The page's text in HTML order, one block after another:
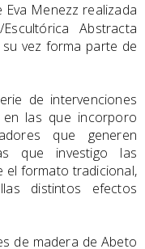
Menezz realizada
Abstracta
su vez forma parte de
de intervenciones
las que incorporo
que generen
que investigo las
el formato tradicional,
distintos efectos
de madera de Abeto